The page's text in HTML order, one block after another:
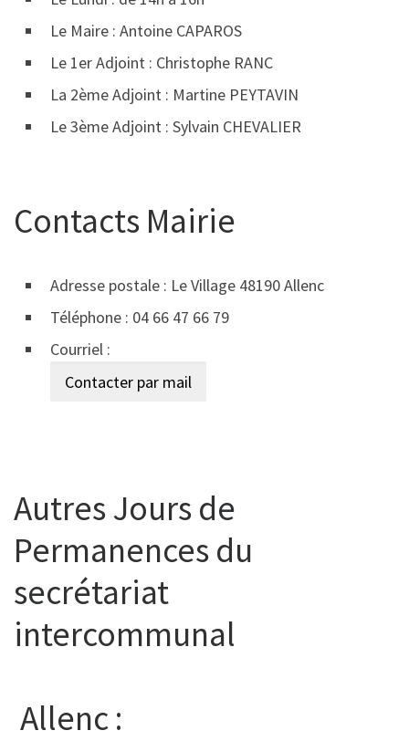
Le Maire : Antoine CAPAROS
Le 1er Adjoint : Christophe RANC
La 2ème Adjoint : Martine PEYTAVIN
Le 3ème Adjoint : Sylvain CHEVALIER
Contacts Mairie
Adresse postale : Le Village 48190 Allenc
Téléphone : 04 66 47 66 79
Courriel :
Autres Jours de
Permanences du
secrétariat
intercommunal
Allenc :